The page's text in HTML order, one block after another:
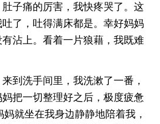
子痛的厉害，我快疼哭了。这
了，吐得满床都是。幸好妈妈
沾上。看着一片狼藉，我既难
洗手间里，我洗漱了一番，
把一切整理好之后，极度疲惫
就坐在我身边静静地陪着我，